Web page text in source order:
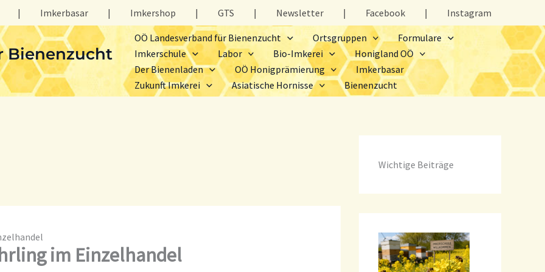
| Imkerbasar | Imkershop | GTS | Newsletter | Facebook | Instagram
Bienenzucht
OÖ Landesverband für Bienenzucht Ortsgruppen
Formulare
Imkerschule
Labor Bio-Imkerei
Honigland OÖ
Der Bienenladen
OÖ Honigprämierung
Imkerbasar
Zukunft Imkerei
Asiatische Hornisse Bienenzucht
im Einzelhandel
Wichtige Beiträge